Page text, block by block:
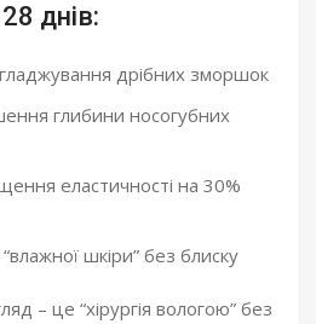
днів:
дрібних зморшок
глибини носогубних
еластичності на 30%
шкіри” без блиску
– це “хірургія вологою” без